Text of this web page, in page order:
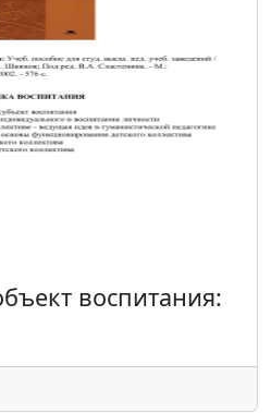
воспитания: